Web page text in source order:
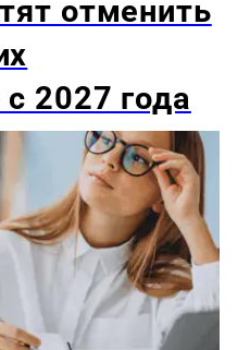
отменить
2027 года